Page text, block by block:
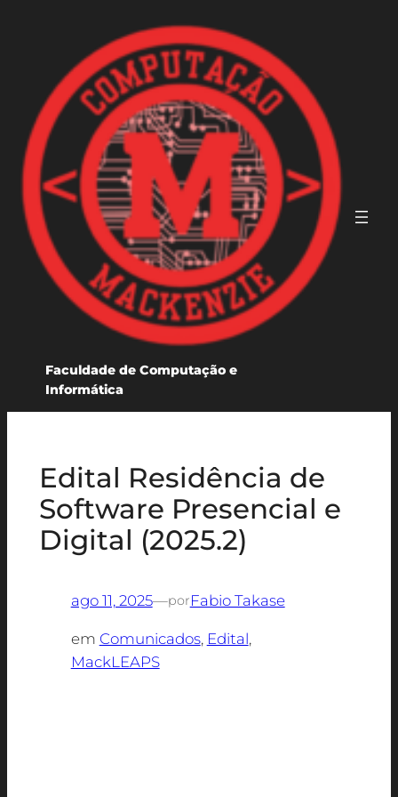
conteúdo
Faculdade de Computação e
Informática
Edital Residência de
Software Presencial e
Digital (2025.2)
ago 11, 2025—porFabio Takase
em Comunicados, Edital
MackLEAPS